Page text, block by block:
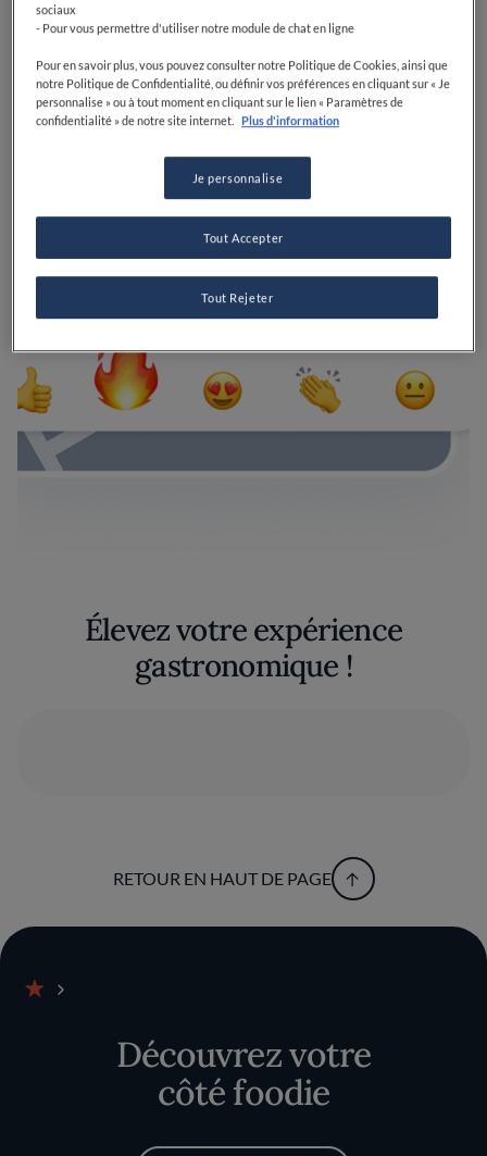
Élevez votre expérience
gastronomique !
RETOUR EN HAUT DE PAGE
Découvrez votre
côté foodie
sociaux
- Pour vous permettre d'utiliser notre module de chat en ligne
Pour en savoir plus, vous pouvez consulter notre Politique de Cookies, ainsi que
notre Politique de Confidentialité, ou définir vos préférences en cliquant sur « Je
personnalise » ou à tout moment en cliquant sur le lien « Paramètres de
confidentialité » de notre site internet.
Plus d'information
Je personnalise
Tout Rejeter
Tout Accepter